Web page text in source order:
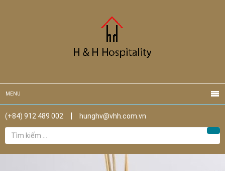
MENU
(+84) 912 489 002
hunghv@vhh.com.vn
Tìm
kiếm
cho: